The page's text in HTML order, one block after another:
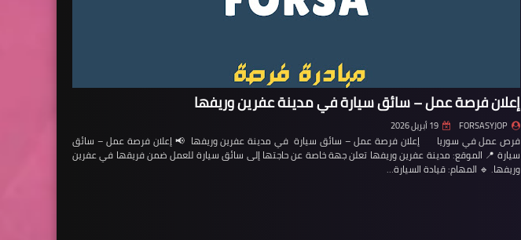
إعلان فرصة عمل – سائق سيارة في مدينة عفرين وريفها
FORSASYJOP 19 أبريل 2026
فرص عمل في سوريا إعلان فرصة عمل – سائق سيارة في مدينة عفرين وريفها 📢 إعلان فرصة عمل – سائق
سيارة 📍 الموقع: مدينة عفرين وريفها تعلن جهة خاصة عن حاجتها إلى سائق سيارة للعمل ضمن فريقها في عفرين
وريفها. 🔹 المهام: قيادة السيارة…